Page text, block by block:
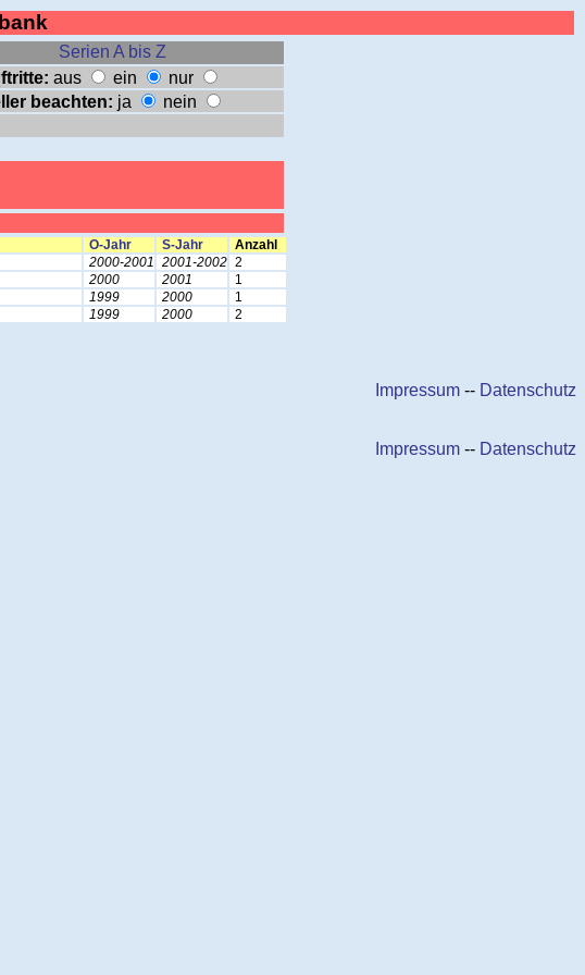
Serien A bis Z
aus ein
nur
beachten: ja
nein
O-Jahr S-Jahr
Anzahl
2000-2001 2001-2002 2
2000 2001
1
1999 2000
1
1999 2000 2
Impressum -- Datenschutz
Impressum -- Datenschutz